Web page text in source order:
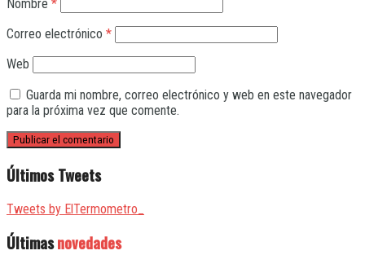
Nombre *
Correo electrónico *
Web
Guarda mi nombre, correo electrónico y web en este navegador
para la próxima vez que comente.
Últimos Tweets
Tweets by ElTermometro_
Últimasnovedades